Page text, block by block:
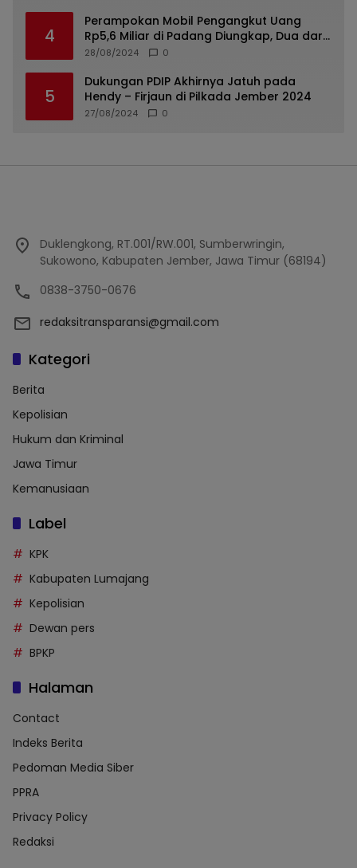
4
Perampokan Mobil Pengangkut Uang
Rp5,6 Miliar di Padang Diungkap, Dua dari
Tiga Tersangka Merupakan Oknum Polisi
28/08/2024 0
5
Dukungan PDIP Akhirnya Jatuh pada
Hendy – Firjaun di Pilkada Jember 2024
27/08/2024 0
Duklengkong, RT.001/RW.001, Sumberwringin,
Sukowono, Kabupaten Jember, Jawa Timur (68194)
0838-3750-0676
redaksitransparansi@gmail.com
Kategori
Berita
Kepolisian
Hukum dan Kriminal
Jawa Timur
Kemanusiaan
Label
KPK
Kabupaten Lumajang
Kepolisian
Dewan pers
BPKP
Halaman
Contact
Indeks Berita
Pedoman Media Siber
PPRA
Privacy Policy
Redaksi